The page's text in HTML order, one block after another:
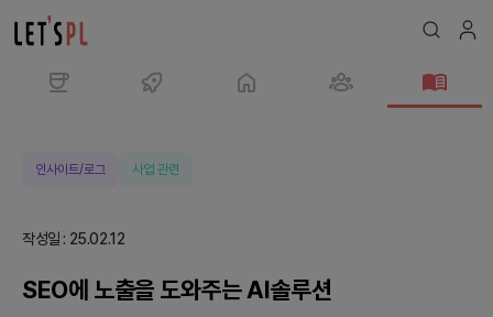
인사이트/로그 사업 관련
작성일 : 25.02.12
SEO에 노출을 도와주는 AI솔루션